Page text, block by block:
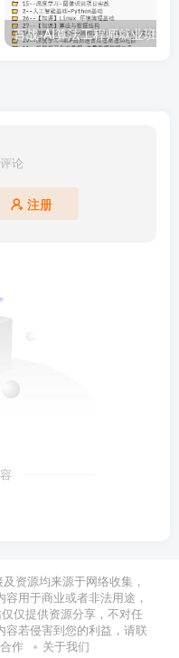
论
注册
资源均来源于网络收集，
用于商业或者非法用途，
仅提供资源分享，不对任
若侵害到您的利益，请联
作 关于我们